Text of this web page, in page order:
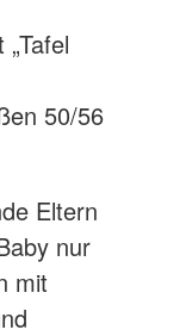
50/56
Eltern
nur
mit